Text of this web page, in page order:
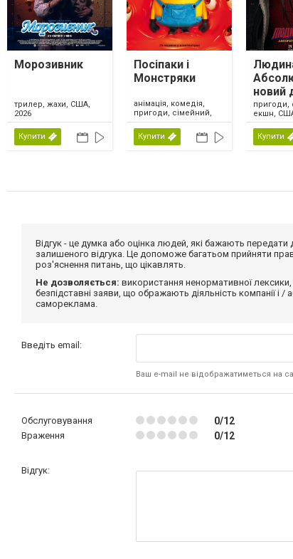
Морозивник
трилер, жахи, США,
2026
Купити
Посіпаки і
Монстряки
анімація, комедія,
пригоди, сімейний,
США, 2026
Купити
новий
пригоди,
екшн,
Купити
Відгук - це думка або оцінка людей, які бажають
залишеного відгука. Це допоможе багатьом прийняти
роз'яснення питань, що цікавлять.
Не дозволяється: використання ненормативної
безпідставні заяви, що ображають діяльність компанії і
самореклама.
Введіть email:
Ваш e-mail не відображатиметься на
Обслуговування 0/12
Враження 0/12
Відгук: